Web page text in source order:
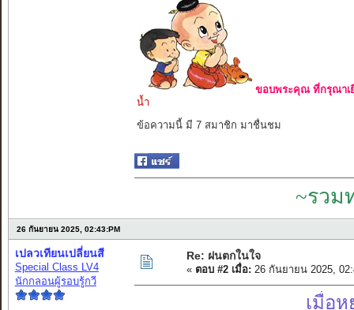
ขอบพระคุณ ที่กรุณาเ
น้ำ
ข้อความนี้ มี 7 สมาชิก มาชื่นชม
~รวม
26 กันยายน 2025, 02:43:PM
เปลวเทียนเปลี่ยนสี
Special Class LV4
นักกลอนผู้รอบรู้กวี
Re: ฝนตกในใจ
« ตอบ #2 เมื่อ: 26 กันยายน 2025,
เมื่อ